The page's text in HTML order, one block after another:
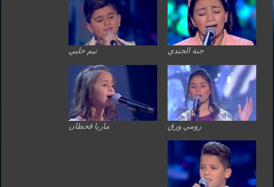
جنة الجندي تيم حلبي
رومي ورق ماريا قحطان